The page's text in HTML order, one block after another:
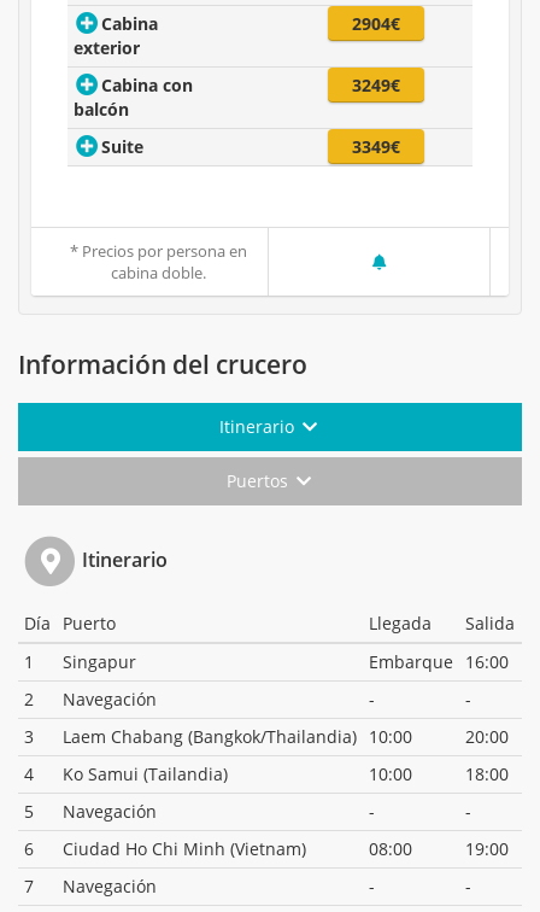
Cabina
exterior
2904€
Cabina con
balcón
3249€
Suite 3349€
* Precios por persona en
cabina doble.
Información del crucero
Itinerario
Puertos
Itinerario
Día Puerto Llegada
Salida
1
Singapur Embarque
16:00
2
Navegación -
-
3
Laem Chabang (Bangkok/Thailandia) 10:00
20:00
4
Ko Samui (Tailandia) 10:00
18:00
5
Navegación -
-
6
Ciudad Ho Chi Minh (Vietnam) 08:00
19:00
7
Navegación -
-